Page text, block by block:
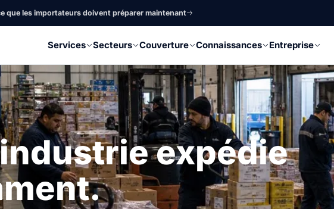
que les importateurs doivent préparer maintenant
Services Secteurs Couverture Connaissances Entreprise
expédie